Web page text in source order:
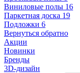
Виниловые полы 16
Паркетная доска 19
Подложки 6
Вернуться обратно
Акции
Новинки
Бренды
3D-дизайн